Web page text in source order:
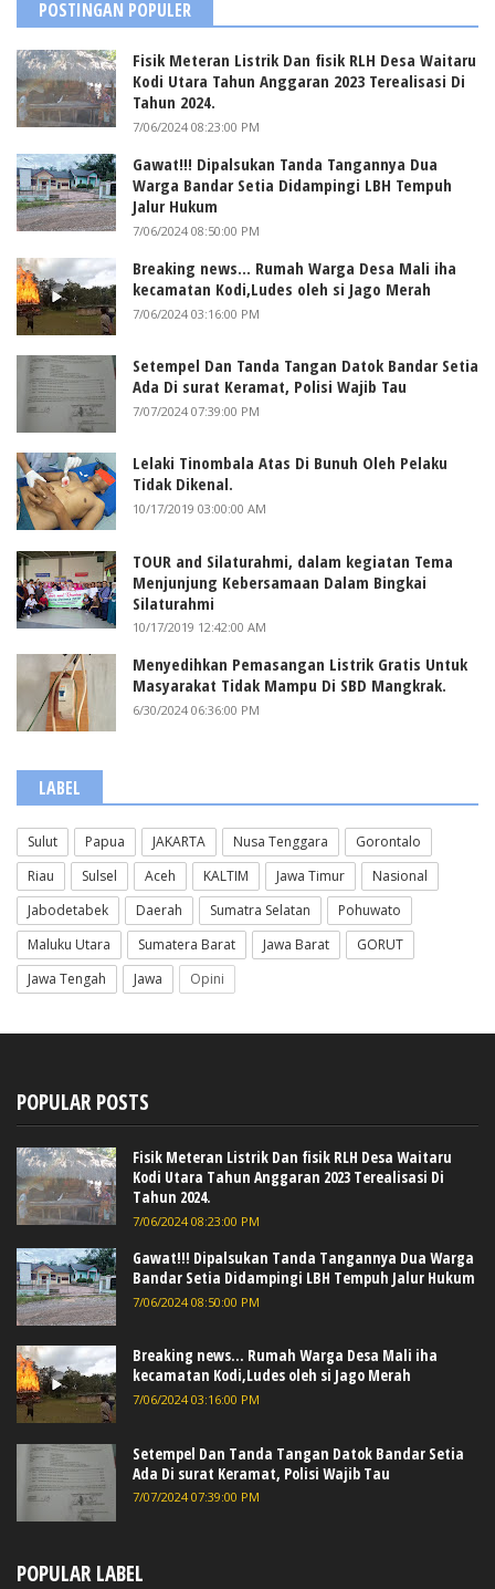
POSTINGAN POPULER
Fisik Meteran Listrik Dan fisik RLH Desa Waitaru
Kodi Utara Tahun Anggaran 2023 Terealisasi Di
Tahun 2024.
7/06/2024 08:23:00 PM
Gawat!!! Dipalsukan Tanda Tangannya Dua
Warga Bandar Setia Didampingi LBH Tempuh
Jalur Hukum
7/06/2024 08:50:00 PM
Breaking news... Rumah Warga Desa Mali iha
kecamatan Kodi,Ludes oleh si Jago Merah
7/06/2024 03:16:00 PM
Setempel Dan Tanda Tangan Datok Bandar Setia
Ada Di surat Keramat, Polisi Wajib Tau
7/07/2024 07:39:00 PM
Lelaki Tinombala Atas Di Bunuh Oleh Pelaku
Tidak Dikenal.
10/17/2019 03:00:00 AM
TOUR and Silaturahmi, dalam kegiatan Tema
Menjunjung Kebersamaan Dalam Bingkai
Silaturahmi
10/17/2019 12:42:00 AM
Menyedihkan Pemasangan Listrik Gratis Untuk
Masyarakat Tidak Mampu Di SBD Mangkrak.
6/30/2024 06:36:00 PM
LABEL
Sulut Papua JAKARTA Nusa Tenggara
Gorontalo
Riau
Sulsel Aceh KALTIM Jawa Timur
Nasional
Jabodetabek
Daerah Sumatra Selatan
Pohuwato
Maluku Utara
Sumatera Barat Jawa Barat
GORUT
Jawa Tengah
Jawa Opini
POPULAR POSTS
Fisik Meteran Listrik Dan fisik RLH Desa Waitaru
Kodi Utara Tahun Anggaran 2023 Terealisasi Di
Tahun 2024.
7/06/2024 08:23:00 PM
Gawat!!! Dipalsukan Tanda Tangannya Dua Warga
Bandar Setia Didampingi LBH Tempuh Jalur Hukum
7/06/2024 08:50:00 PM
Breaking news... Rumah Warga Desa Mali iha
kecamatan Kodi,Ludes oleh si Jago Merah
7/06/2024 03:16:00 PM
Setempel Dan Tanda Tangan Datok Bandar Setia
Ada Di surat Keramat, Polisi Wajib Tau
7/07/2024 07:39:00 PM
POPULAR LABEL